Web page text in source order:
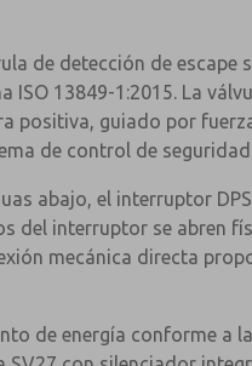
de detección de
13849-1:2015. La
positiva, guiado por
de control de
abajo, el interruptor
interruptor se abren
mecánica directa
de energía conforme a